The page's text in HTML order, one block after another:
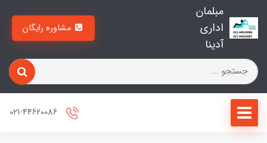
مبلمان
اداری
آدینا